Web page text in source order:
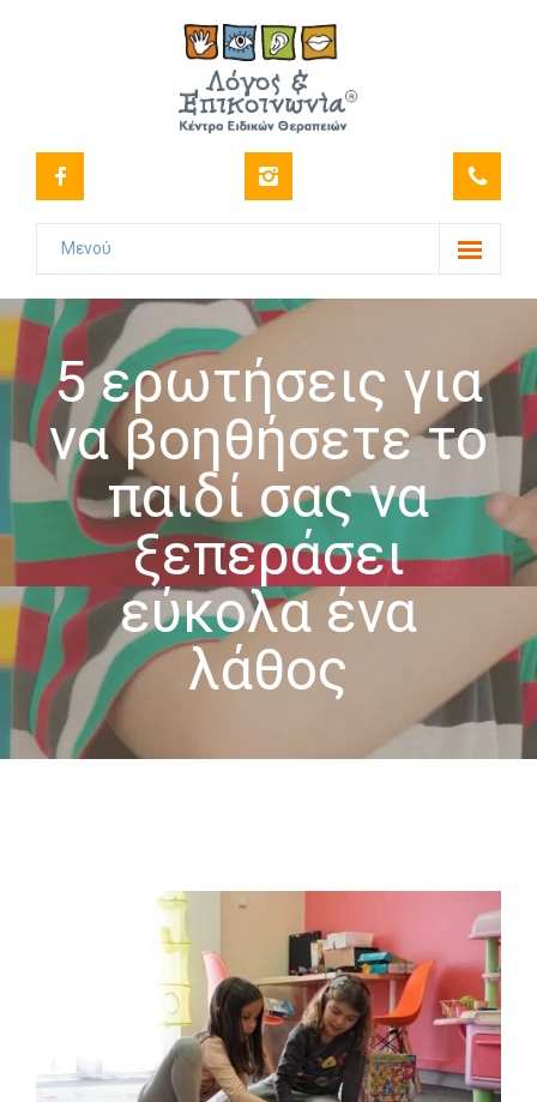
Μενού
Το Κέντρο
-- Όραμα
-- Ιστορικό
-- Πιστοποιήσεις
-- Στελέχωση
-- Επιστημονική Υπεύθυνη
-- Τα Νέα μας
-- Photo Gallery
-- Video Gallery
Διαδικασίες
-- Ατομικά Προγράμματα
-- Κατ’οίκον Προγράμματα
-- Ομαδικά Προγράμματα
-- Προγράμματα στον Η/Υ
5 ερωτήσεις για
να βοηθήσετε το
παιδί σας να
ξεπεράσει
εύκολα ένα
λάθος